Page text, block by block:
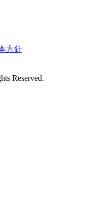
方針
Reserved.